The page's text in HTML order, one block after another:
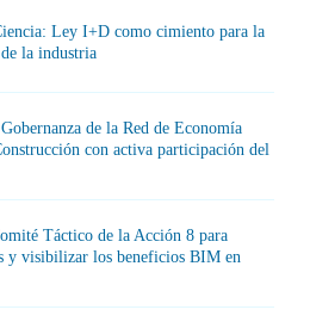
Ley I+D como cimiento para la
la industria
de la Red de Economía
con activa participación del
Táctico de la Acción 8 para
y visibilizar los beneficios BIM en